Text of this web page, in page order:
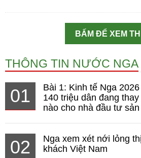
BẤM ĐỂ XEM
THÔNG TIN NƯỚC NGA
01
Bài 1: Kinh tế Nga
140 triệu dân đang
nào cho nhà đầu tư
02
Nga xem xét nới lỏng
khách Việt Nam